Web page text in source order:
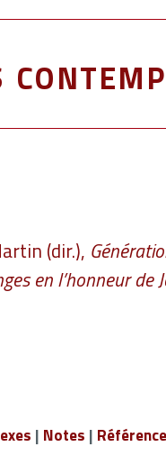
(dir.),
en l’honneur de
| Notes |